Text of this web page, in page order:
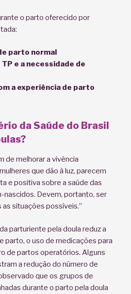
o parto oferecido por
parto normal
e a necessidade de
a experiência de parto
da Saúde do Brasil
de melhorar a vivência
que dão à luz, parecem
e positiva sobre a saúde das
nascidos. Devem, portanto, ser
situações possíveis.”
parturiente pela doula reduz a
parto, o uso de medicações para
de partos operatórios. Alguns
a redução do número de
que os grupos de
durante o parto pela doula